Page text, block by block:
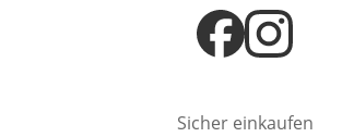
Öffnet in neuem
Öffnet in
Sicher einkaufen